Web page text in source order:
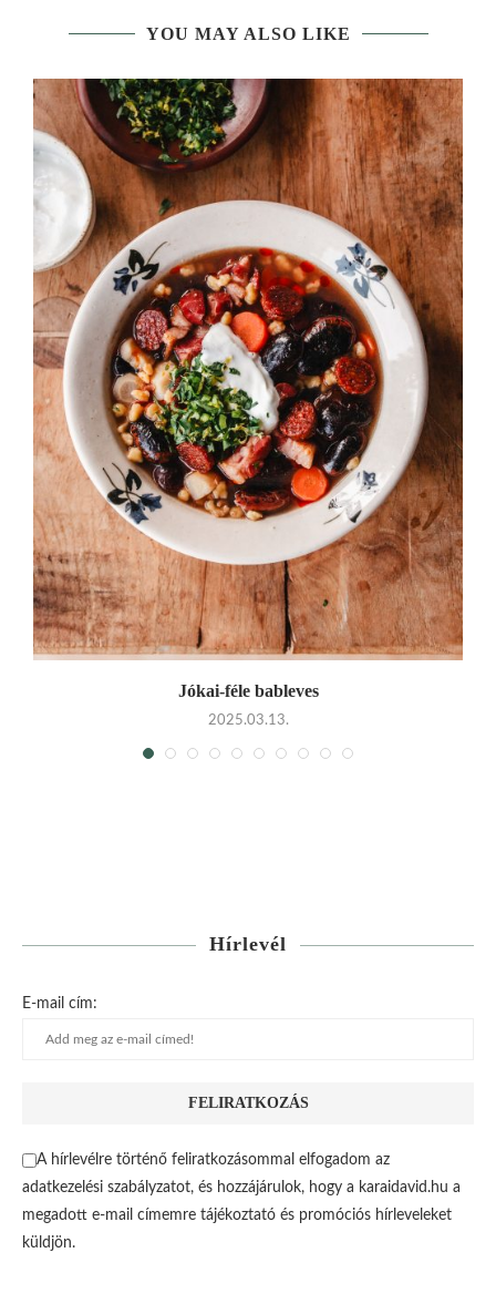
YOU MAY ALSO LIKE
Jókai-féle bableves
2025.03.13.
Hírlevél
E-mail cím:
A hírlevélre történő feliratkozásommal elfogadom az
adatkezelési szabályzatot, és hozzájárulok, hogy a karaidavid.hu a
megadott e-mail címemre tájékoztató és promóciós hírleveleket
küldjön.